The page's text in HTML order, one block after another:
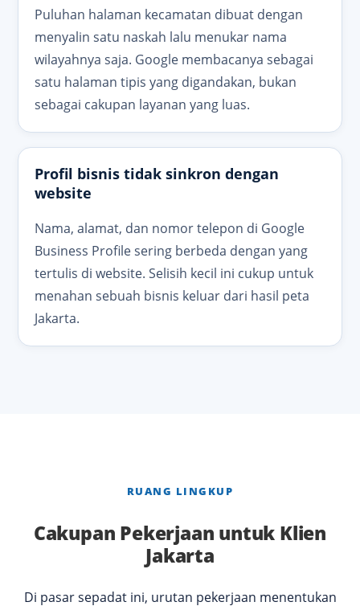
Puluhan halaman kecamatan dibuat dengan
menyalin satu naskah lalu menukar nama
wilayahnya saja. Google membacanya sebagai
satu halaman tipis yang digandakan, bukan
sebagai cakupan layanan yang luas.
Profil bisnis tidak sinkron dengan
website
Nama, alamat, dan nomor telepon di Google
Business Profile sering berbeda dengan yang
tertulis di website. Selisih kecil ini cukup untuk
menahan sebuah bisnis keluar dari hasil peta
Jakarta.
RUANG LINGKUP
Cakupan Pekerjaan untuk Klien
Jakarta
Di pasar sepadat ini, urutan pekerjaan menentukan